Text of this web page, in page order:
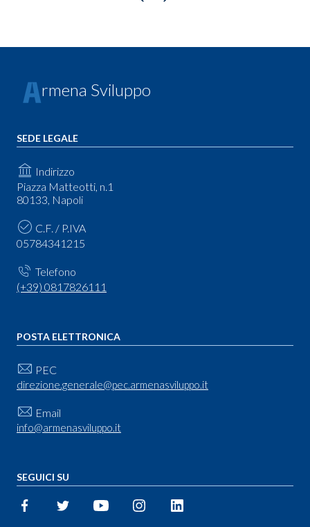
rmena Sviluppo
SEDE LEGALE
Indirizzo
Piazza Matteotti, n.1
80133, Napoli
C.F. / P.IVA
05784341215
Telefono
(+39) 0817826111
POSTA ELETTRONICA
PEC
direzione.generale@pec.armenasviluppo.it
Email
info@armenasviluppo.it
SEGUICI SU